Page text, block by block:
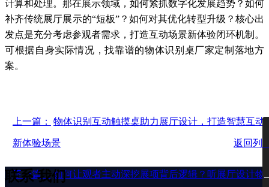
计算和处理。那在展示领域，如何紧抓数字化发展趋势？如何
补齐传统展厅展示的“短板”？如何对其优化转型升级？核心出
发点是充分考虑参观者需求，打造互动场景新体验闭环机制。
可根据自身实际情况，找靠谱的物体识别桌厂家定制落地方
案。
上一篇： 物体识别互动触摸桌助力展厅设计，打造智慧互动
新体验场景 返回列
下一篇： 如何让观者主动深挖展项背后逻辑？听展厅设计物
联系我们